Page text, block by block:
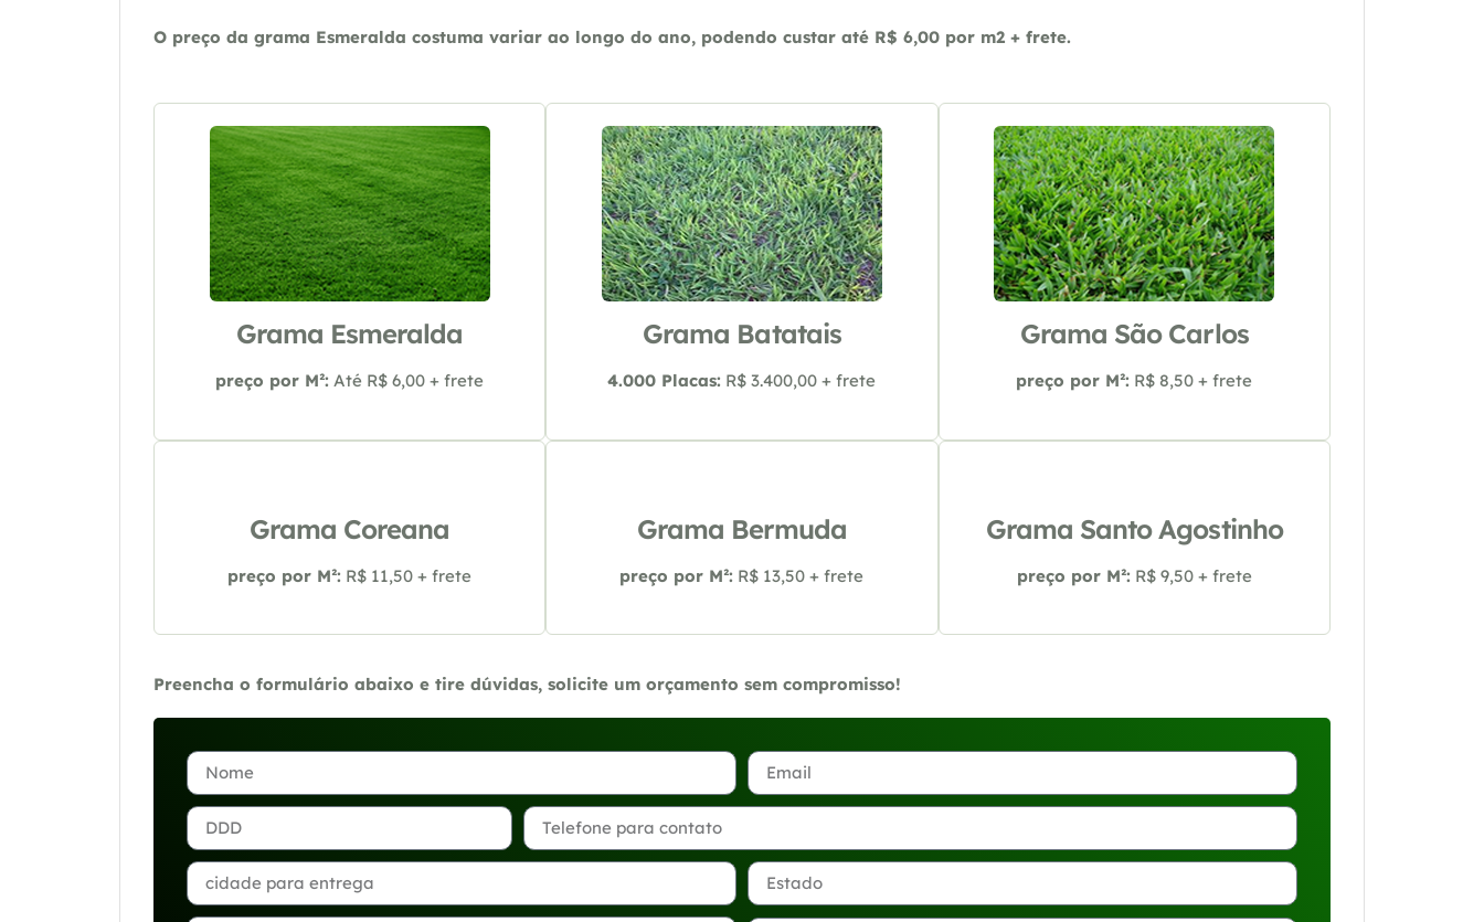
O preço da grama Esmeralda costuma variar ao longo do ano, podendo custar até R$ 6,00 por m2 + frete.
Grama Esmeralda
preço por M²: Até R$ 6,00 + frete
Grama Batatais
4.000 Placas: R$ 3.400,00 + frete
Grama São Carlos
preço por M²: R$ 8,50 + frete
Grama Coreana
preço por M²: R$ 11,50 + frete
Grama Bermuda
preço por M²: R$ 13,50 + frete
Grama Santo Agostinho
preço por M²: R$ 9,50 + frete
Preencha o formulário abaixo e tire dúvidas, solicite um orçamento sem compromisso!